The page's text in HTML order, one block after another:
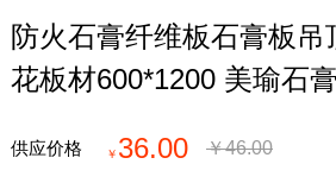
防火石膏纤维板石膏板
花板材600*1200 美瑜石
供应价格 ￥ 36.00 ￥46.00